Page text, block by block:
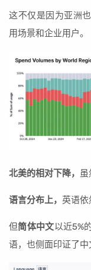
这不仅是因为亚洲
用场景和企业用户。
北美的相对下降，
语言分布上， 英语依
但简体中文以近5%
语，也侧面印证了中